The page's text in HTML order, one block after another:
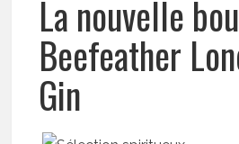
La nouvelle
Beefeather
Gin